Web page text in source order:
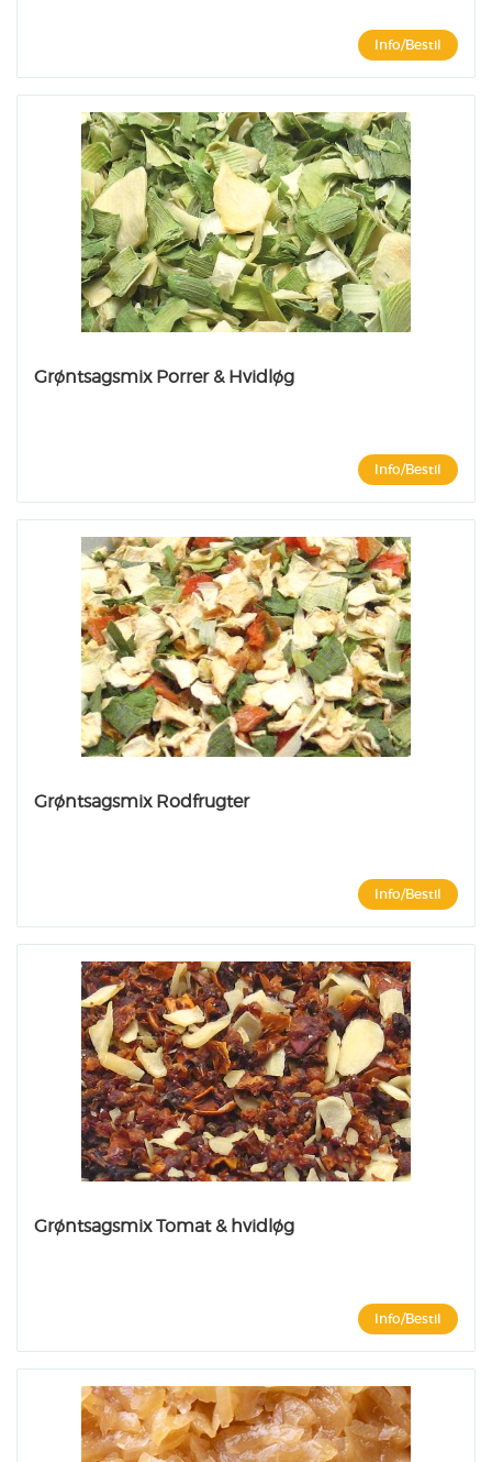
Info/Bestil
Grøntsagsmix Porrer & Hvidløg
Info/Bestil
Grøntsagsmix Rodfrugter
Info/Bestil
Grøntsagsmix Tomat & hvidløg
Info/Bestil